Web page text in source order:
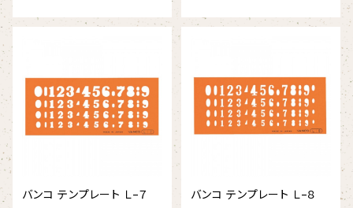
バンコ テンプレート Ｌ−７
バンコ テンプレート Ｌ−８